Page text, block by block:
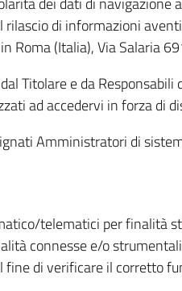
di informazioni
Roma (Italia), Via Salaria
Titolare e da
ad accedervi in forza di
Amministratori di
telematici per finalità
connesse e/o
di verificare il corretto